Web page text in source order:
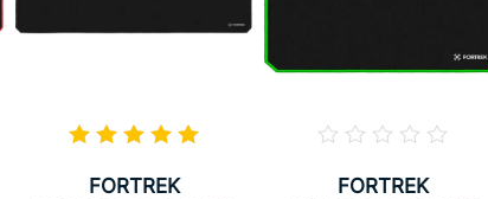
FORTREK
FORTREK